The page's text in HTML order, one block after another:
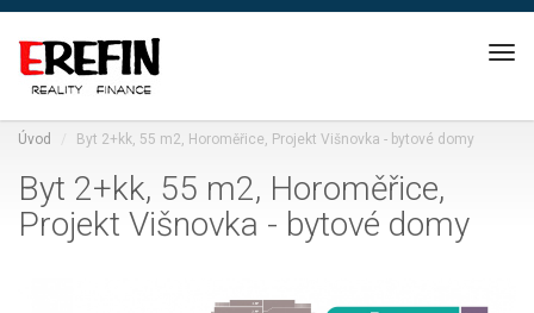
Úvod Byt 2+kk, 55 m2, Horoměřice, Projekt Višnovka - bytové domy
Byt 2+kk, 55 m2, Horoměřice,
Projekt Višnovka - bytové domy